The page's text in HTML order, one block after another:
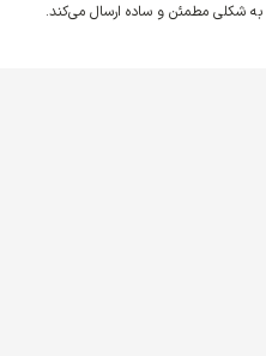
به شکلی مطمئن و ساده ارسال می‌کند.